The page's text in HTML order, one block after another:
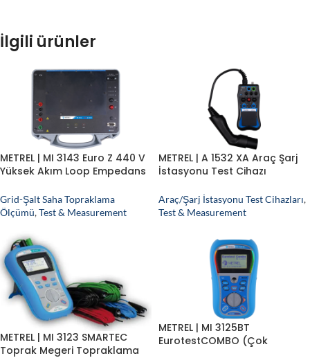
İlgili ürünler
METREL | MI 3143 Euro Z 440 V
Yüksek Akım Loop Empedans
Grid-Şalt Saha Topraklama
Ölçümü,Test & Measurement
METREL | A 1532 XA Araç Şarj
İstasyonu Test Cihazı
Araç/Şarj İstasyonu Test Cihazları,
Test & Measurement
METREL | MI 3123 SMARTEC
Toprak Megeri Topraklama
METREL | MI 3125BT
EurotestCOMBO (Çok